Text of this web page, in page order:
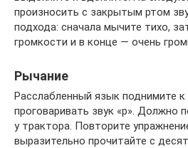
произносить с закрытым ртом
подхода: сначала мычите тихо,
громкости и в конце — очень
Рычание
Расслабленный язык поднимите к
проговаривать звук «р». Должно
у трактора. Повторите
выразительно прочитайте с